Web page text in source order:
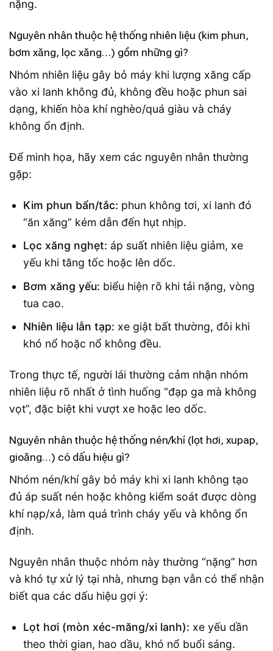
nặng.
Nguyên nhân thuộc hệ thống nhiên liệu (kim phun,
bơm xăng, lọc xăng…) gồm những gì?
Nhóm nhiên liệu gây bỏ máy khi lượng xăng cấp
vào xi lanh không đủ, không đều hoặc phun sai
dạng, khiến hòa khí nghèo/quá giàu và cháy
không ổn định.
Để minh họa, hãy xem các nguyên nhân thường
gặp:
Kim phun bẩn/tắc: phun không tơi, xi lanh đó
“ăn xăng” kém dẫn đến hụt nhịp.
Lọc xăng nghẹt: áp suất nhiên liệu giảm, xe
yếu khi tăng tốc hoặc lên dốc.
Bơm xăng yếu: biểu hiện rõ khi tải nặng, vòng
tua cao.
Nhiên liệu lẫn tạp: xe giật bất thường, đôi khi
khó nổ hoặc nổ không đều.
Trong thực tế, người lái thường cảm nhận nhóm
nhiên liệu rõ nhất ở tình huống “đạp ga mà không
vọt”, đặc biệt khi vượt xe hoặc leo dốc.
Nguyên nhân thuộc hệ thống nén/khí (lọt hơi, xupap,
gioăng…) có dấu hiệu gì?
Nhóm nén/khí gây bỏ máy khi xi lanh không tạo
đủ áp suất nén hoặc không kiểm soát được dòng
khí nạp/xả, làm quá trình cháy yếu và không ổn
định.
Nguyên nhân thuộc nhóm này thường “nặng” hơn
và khó tự xử lý tại nhà, nhưng bạn vẫn có thể nhận
biết qua các dấu hiệu gợi ý:
Lọt hơi (mòn xéc-măng/xi lanh): xe yếu dần
theo thời gian, hao dầu, khó nổ buổi sáng.